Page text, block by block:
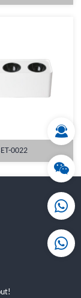
详情
0022